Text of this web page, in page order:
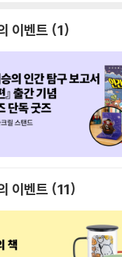
이벤트 1
이벤트 11